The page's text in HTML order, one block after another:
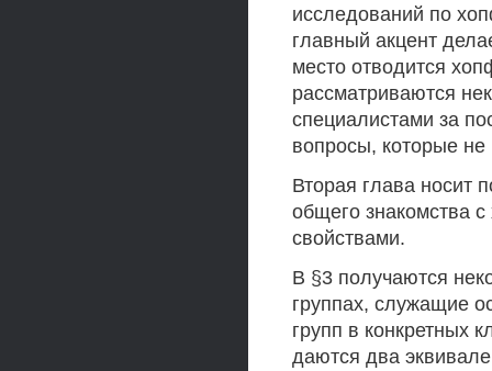
исследований по
главный акцент
место отводится
рассматриваются
специалистами за
вопросы, которые
Вторая глава носит
общего знакомства
свойствами.
В §3 получаются
группах, служащие
групп в конкретных
даются два